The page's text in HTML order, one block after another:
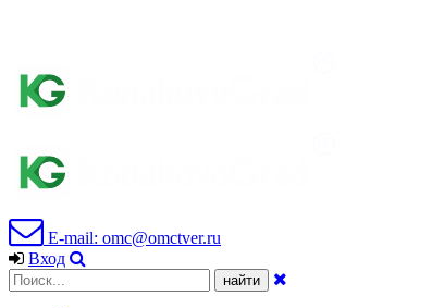
E-mail: omc@omctver.ru
Вход